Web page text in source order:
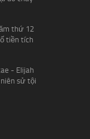
thứ 12
tiền tích
- Elijah
sử tội